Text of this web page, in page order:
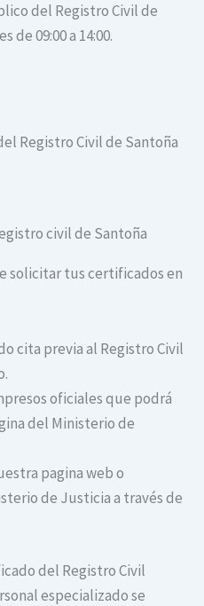
del Registro Civil de
de 09:00 a 14:00.
Registro Civil de Santoña
civil de Santoña
solicitar tus certificados en
cita previa al Registro Civil
oficiales que podrá
del Ministerio de
pagina web o
de Justicia a través de
del Registro Civil
especializado se